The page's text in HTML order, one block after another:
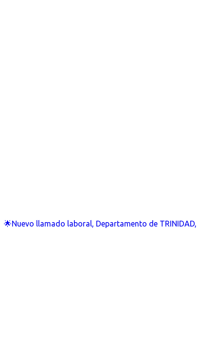
🌟Nuevo llamado laboral, Departamento de TRINIDAD,